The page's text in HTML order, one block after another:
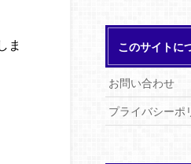
ま
このサイトに
お問い合わせ
プライバシーポ